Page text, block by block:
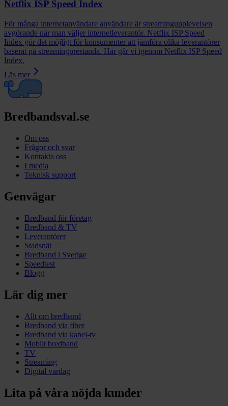
Netflix ISP Speed Index
För många internetanvändare användare är streamingupplevelsen
avgörande när man väljer internetleverantör. Netflix ISP Speed
Index gör det möjligt för konsumenter att jämföra olika leverantörer
baserat på streamingprestanda. Här går vi igenom Netflix ISP Speed
Index.
Läs mer
Bredbandsval.se
Om oss
Frågor och svar
Kontakta oss
I media
Teknisk support
Genvägar
Bredband för företag
Bredband & TV
Leverantörer
Stadsnät
Bredband i Sverige
Speedtest
Blogg
Lär dig mer
Allt om bredband
Bredband via fiber
Bredband via kabel-tv
Mobilt bredband
TV
Streaming
Digital vardag
Lita på våra nöjda kunder